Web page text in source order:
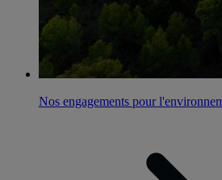
Nos engagements pour